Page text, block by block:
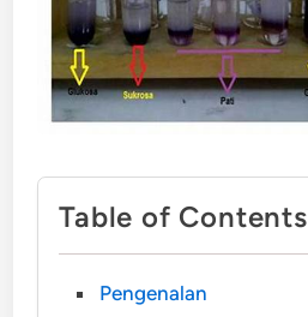
Table of Contents
Pengenalan